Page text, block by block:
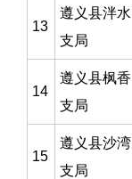
13
遵义县泮水
支局
14
遵义县枫香
支局
15
遵义县沙湾
支局